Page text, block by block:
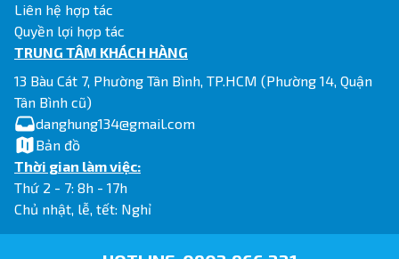
Liên hệ hợp tác
Quyền lợi hợp tác
TRUNG TÂM KHÁCH HÀNG
13 Bàu Cát 7, Phường Tân Bình, TP.HCM (Phường 14, Quận
Tân Bình cũ)
danghung134@gmail.com
Bản đồ
Thời gian làm việc:
Thứ 2 - 7: 8h - 17h
Chủ nhật, lễ, tết: Nghỉ